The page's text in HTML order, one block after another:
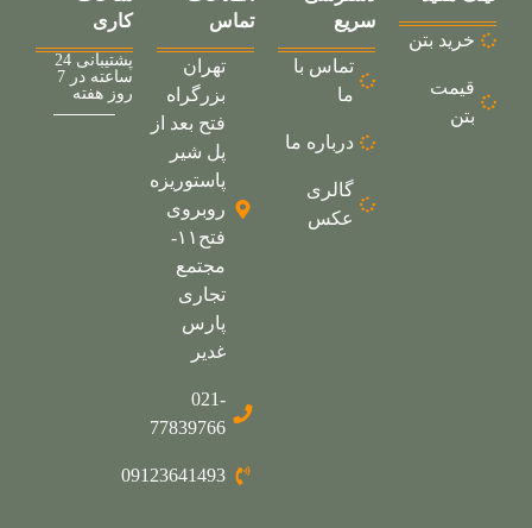
خرید بتن
قیمت
بتن
سریع
تماس با
ما
درباره ما
گالری
عکس
تماس
تهران
بزرگراه
فتح بعد از
پل شیر
پاستوریزه
روبروی
فتح۱۱-
مجتمع
تجاری
پارس
غدیر
021-
77839766
09123641493
کاری
پشتیبانی 24
ساعته در 7
روز هفته